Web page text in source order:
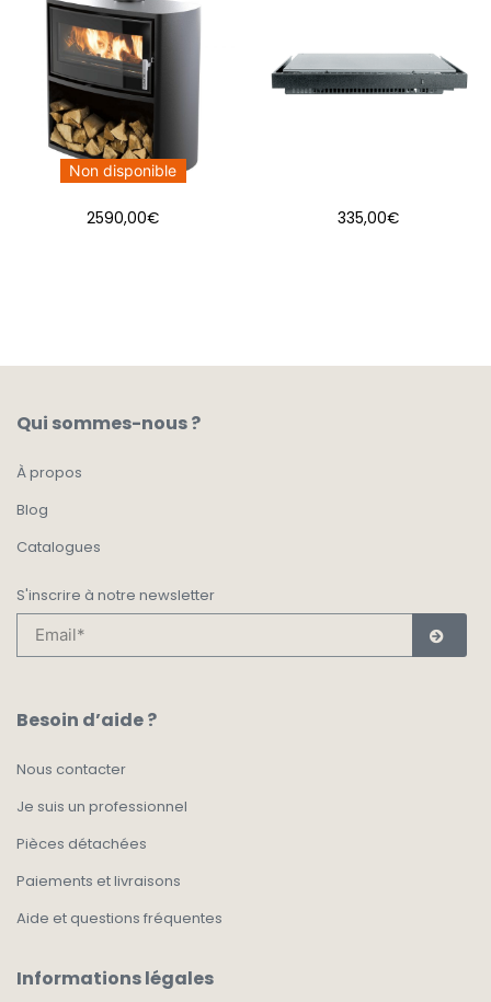
Non disponible
2590,00€ 335,00€
Qui sommes-nous ?
À propos
Blog
Catalogues
S'inscrire à notre newsletter
Besoin d’aide ?
Nous contacter
Je suis un professionnel
Pièces détachées
Paiements et livraisons
Aide et questions fréquentes
Informations légales